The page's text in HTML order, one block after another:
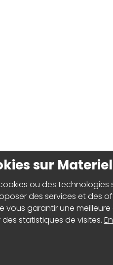
sur
ou des technologies
des services et des
vous garantir une
statistiques de visites.